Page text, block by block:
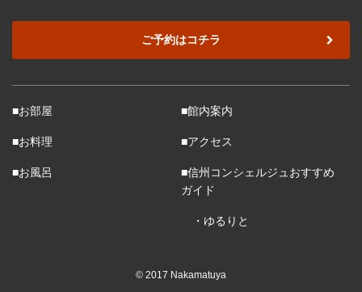
ご予約はコチラ
■お部屋
■お料理
■お風呂
■館内案内
■アクセス
■信州コンシェルジュおすすめ
ガイド
・ゆるりと
© 2017 Nakamatuya